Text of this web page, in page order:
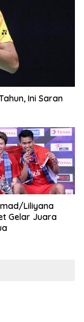
Ini Saran
Liliyana
Gelar Juara